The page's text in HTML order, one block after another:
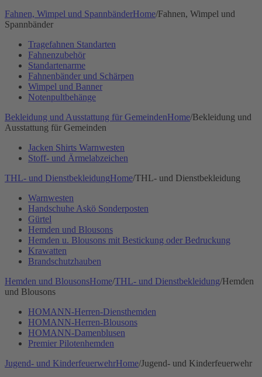
Fahnen, Wimpel und SpannbänderHome/Fahnen, Wimpel und
Spannbänder
Tragefahnen Standarten
Fahnenzubehör
Standartenarme
Fahnenbänder und Schärpen
Wimpel und Banner
Notenpultbehänge
Bekleidung und Ausstattung für GemeindenHome/Bekleidung und
Ausstattung für Gemeinden
Jacken Shirts Warnwesten
Stoff- und Ärmelabzeichen
THL- und DienstbekleidungHome/THL- und Dienstbekleidung
Warnwesten
Handschuhe Askö Sonderposten
Gürtel
Hemden und Blousons
Hemden u. Blousons mit Bestickung oder Bedruckung
Krawatten
Brandschutzhauben
Hemden und BlousonsHome/THL- und Dienstbekleidung/Hemden
und Blousons
HOMANN-Herren-Diensthemden
HOMANN-Herren-Blousons
HOMANN-Damenblusen
Premier Pilotenhemden
Jugend- und KinderfeuerwehrHome/Jugend- und Kinderfeuerwehr